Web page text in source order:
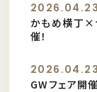
2026.04.23
かもめ横丁×
催！
2026.04.23
GWフェア開